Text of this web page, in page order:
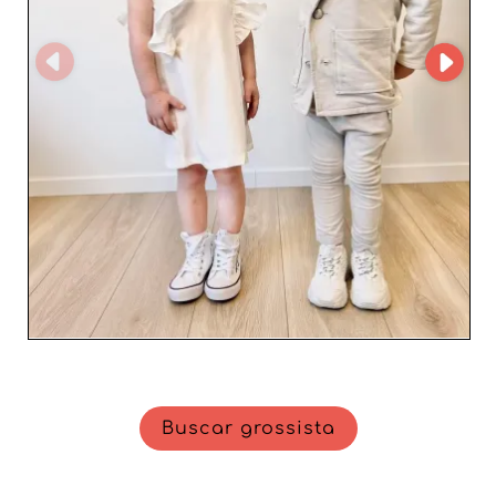
serviço, combinado com sua gama de roupas inovadoras
e na moda, faz de Dream Dress uma fonte essencial para
os varejistas que desejam revitalizar sua oferta na loja e
atrair clientes preocupados com qualidade e estilo. Em
resumo, Dream Dress não é apenas um atacadista; é um
parceiro estratégico para os profissionais que buscam
enriquecer seu catálogo de roupas para bebês e crianças
com peças que combinam moda e funcionalidade.
Buscar grossista